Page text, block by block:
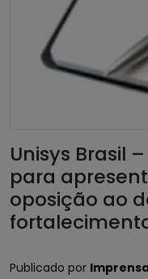
Unisys Brasil
para
oposição ao
Publicado por